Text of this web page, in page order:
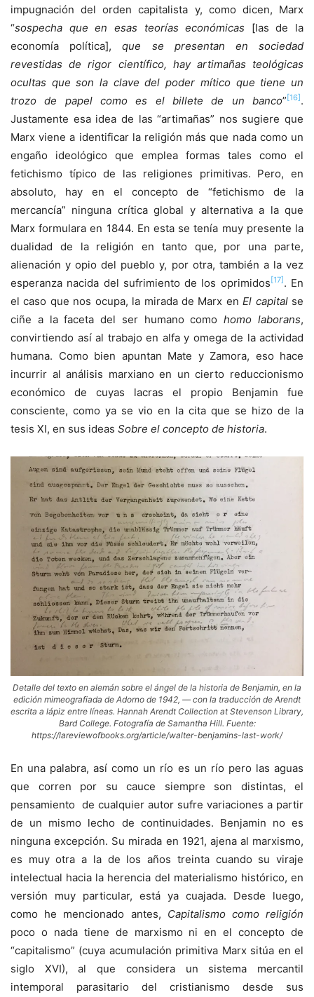
impugnación del orden capitalista y, como dicen, Marx
“sospecha que en esas teorías económicas [las de la
economía política],que se presentan en sociedad
revestidas de rigor científico, hay artimañas teológicas
ocultas que son la clave del poder mítico que tiene un
trozo de papel como es el billete de un banco” [16] .
Justamente esa idea de las “artimañas” nos sugiere que
Marx viene a identificar la religión más que nada como un
engaño ideológico que emplea formas tales como el
fetichismo típico de las religiones primitivas. Pero, en
absoluto, hay en el concepto de “fetichismo de la
mercancía” ninguna crítica global y alternativa a la que
Marx formulara en 1844. En esta se tenía muy presente la
dualidad de la religión en tanto que, por una parte,
alienación y opio del pueblo y, por otra, también a la vez
esperanza nacida del sufrimiento de los oprimidos [17] . En
el caso que nos ocupa, la mirada de Marx enEl capital se
ciñe a la faceta del ser humano comohomo laborans,
convirtiendo así al trabajo en alfa y omega de la actividad
humana. Como bien apuntan Mate y Zamora, eso hace
incurrir al análisis marxiano en un cierto reduccionismo
económico de cuyas lacras el propio Benjamin fue
consciente, como ya se vio en la cita que se hizo de la
tesis XI, en sus ideas Sobre el concepto de historia.
Detalle del texto en alemán sobre el ángel de la historia de Benjamin, en la
edición mimeografiada de Adorno de 1942, — con la traducción de Arendt
escrita a lápiz entre líneas. Hannah Arendt Collection at Stevenson Library,
Bard College. Fotografía de Samantha Hill. Fuente:
https://lareviewofbooks.org/article/walter-benjamins-last-work/
En una palabra, así como un río es un río pero las aguas
que corren por su cauce siempre son distintas, el
pensamiento de cualquier autor sufre variaciones a partir
de un mismo lecho de continuidades. Benjamin no es
ninguna excepción. Su mirada en 1921, ajena al marxismo,
es muy otra a la de los años treinta cuando su viraje
intelectual hacia la herencia del materialismo histórico, en
versión muy particular, está ya cuajada. Desde luego,
como he mencionado antes, Capitalismo como religión
poco o nada tiene de marxismo ni en el concepto de
“capitalismo” (cuya acumulación primitiva Marx sitúa en el
siglo XVI), al que considera un sistema mercantil
intemporal parasitario del cristianismo desde sus